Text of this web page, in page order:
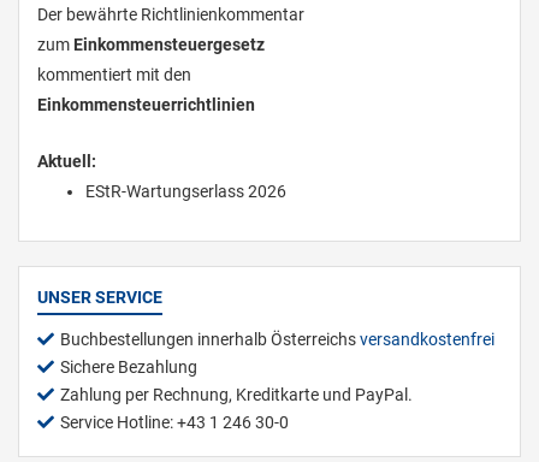
Der bewährte Richtlinienkommentar
zum Einkommensteuergesetz
kommentiert mit den
Einkommensteuerrichtlinien
Aktuell:
EStR-Wartungserlass 2026
UNSER SERVICE
Buchbestellungen innerhalb Österreichsversandkostenfrei
Sichere Bezahlung
Zahlung per Rechnung, Kreditkarte und PayPal.
Service Hotline: +43 1 246 30-0